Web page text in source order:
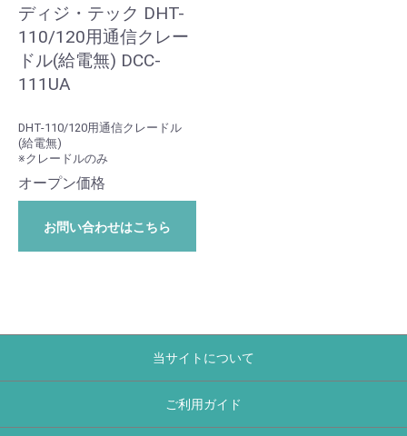
ディジ・テック DHT-
110/120用通信クレー
ドル(給電無) DCC-
111UA
DHT-110/120用通信クレードル
(給電無)
※クレードルのみ
オープン価格
お問い合わせはこちら
当サイトについて
ご利用ガイド